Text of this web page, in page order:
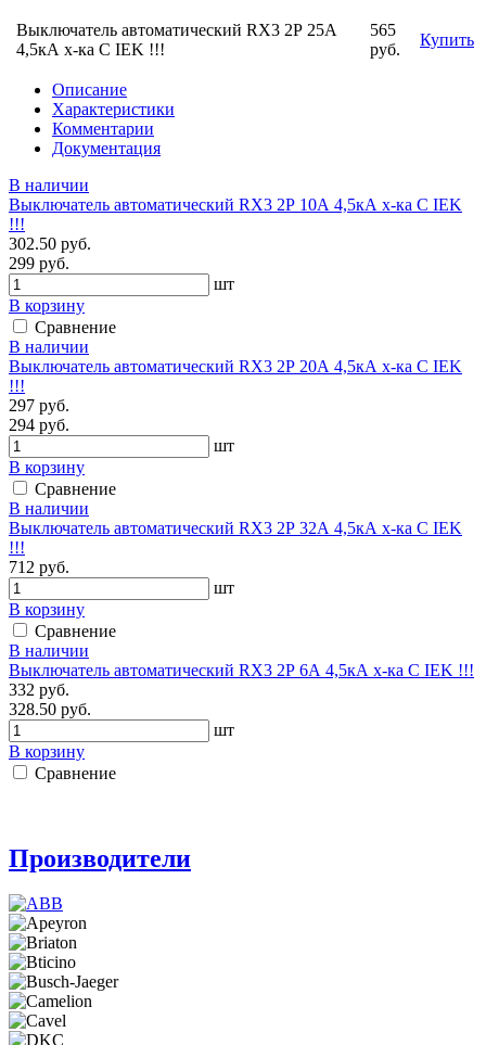
Выключатель автоматический RX3 2Р 25А
4,5кА х-ка С IEK !!!
565
руб.
Купить
Описание
Характеристики
Комментарии
Документация
В наличии
Выключатель автоматический RX3 2Р 10А 4,5кА х-ка С IEK
!!!
302.50 руб.
299 руб.
шт
В корзину
Сравнение
В наличии
Выключатель автоматический RX3 2Р 20А 4,5кА х-ка С IEK
!!!
297 руб.
294 руб.
шт
В корзину
Сравнение
В наличии
Выключатель автоматический RX3 2Р 32А 4,5кА х-ка С IEK
!!!
712 руб.
шт
В корзину
Сравнение
В наличии
Выключатель автоматический RX3 2Р 6А 4,5кА х-ка С IEK !!!
332 руб.
328.50 руб.
шт
В корзину
Сравнение
Производители